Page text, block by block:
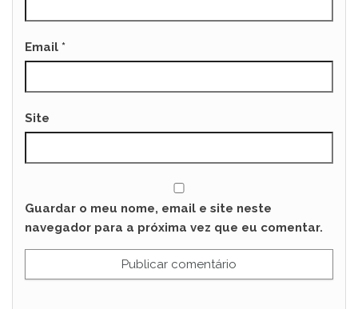
Email *
Site
Guardar o meu nome, email e site neste
navegador para a próxima vez que eu comentar.